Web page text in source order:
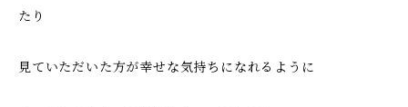
たり
見ていただいた方が幸せな気持ちになれるように